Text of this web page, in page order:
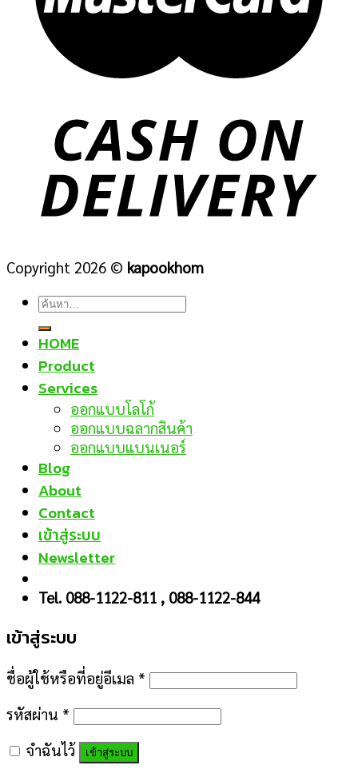
Copyright 2026 © kapookhom
ค้นหา:
HOME
Product
Services
ออกแบบโลโก้
ออกแบบฉลากสินค้า
ออกแบบแบนเนอร์
Blog
About
Contact
เข้าสู่ระบบ
Newsletter
Tel. 088-1122-811 , 088-1122-844
เข้าสู่ระบบ
ชื่อผู้ใช้หรือที่อยู่อีเมล *
รหัสผ่าน *
จำฉันไว้
เข้าสู่ระบบ